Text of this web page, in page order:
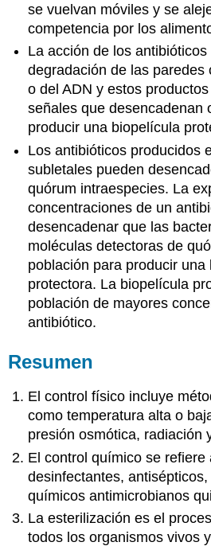
se vuelvan móviles y se
competencia por los
La acción de los
degradación de las paredes
o del ADN y estos
señales que desencadenan
producir una biopelícula
Los antibióticos producidos
subletales pueden
quórum intraespecies. La
concentraciones de un
desencadenar que las
moléculas detectoras de
población para producir una
protectora. La biopelícula
población de mayores
antibiótico.
Resumen
El control físico incluye
como temperatura alta o
presión osmótica, radiación
El control químico se refiere
desinfectantes,
químicos antimicrobianos
La esterilización es el
todos los organismos vivos